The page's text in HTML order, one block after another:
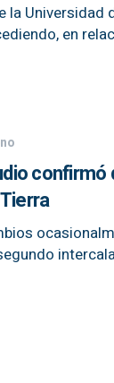
la Universidad
en